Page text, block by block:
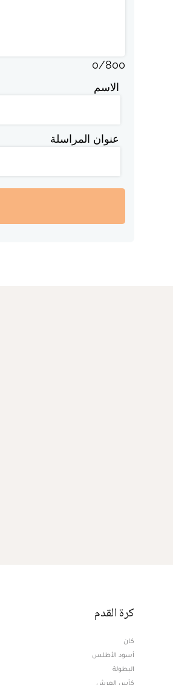
0/800
الاسم
عنوان المراسلة
كرة القدم
كان
أسود الأطلس
البطولة
كأس العرش